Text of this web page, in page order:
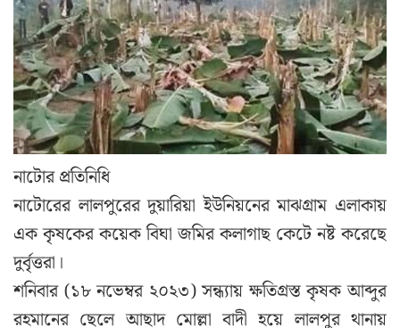
নাটোর প্রতিনিধি
নাটোরের লালপুরের দুয়ারিয়া ইউনিয়নের মাঝগ্রাম এলাকায়
এক কৃষকের কয়েক বিঘা জমির কলাগাছ কেটে নষ্ট করেছে
দুর্বৃত্তরা।
শনিবার (১৮ নভেম্বর ২০২৩) সন্ধ্যায় ক্ষতিগ্রস্ত কৃষক আব্দুর
রহমানের ছেলে আছাদ মোল্লা বাদী হয়ে লালপুর থানায়